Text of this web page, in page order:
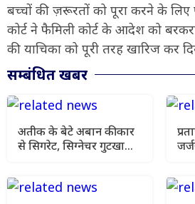
बच्चों की ज़रूरतों को पूरा करने के लिए
कोर्ट ने फैमिली कोर्ट के आदेश को
की याचिका को पूरी तरह खारिज कर
सम्बंधित खबर
अतीक के बेटे अबान की कार
से सिगरेट, सिग्नेचर गुटखा